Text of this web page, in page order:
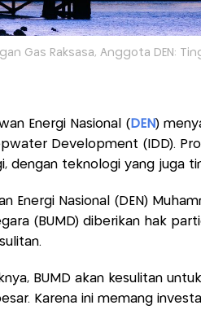
Gas Raksasa, Anggota DEN:
Energi Nasional ( DEN )
Development (IDD).
dengan teknologi yang juga
Energi Nasional (DEN)
(BUMD) diberikan hak
BUMD akan kesulitan
Karena ini memang